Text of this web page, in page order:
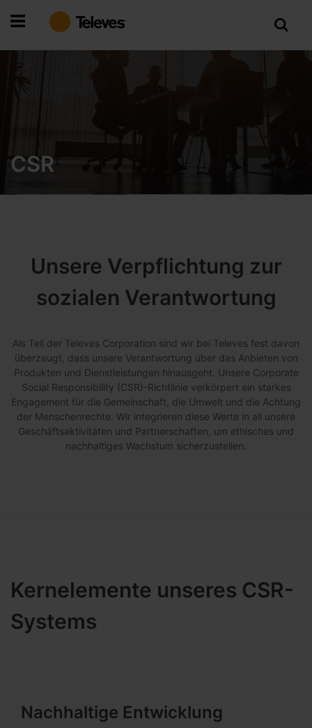
Inhalt
CSR
Unsere Verpflichtung zur
sozialen Verantwortung
Als Teil der Televes Corporation sind wir bei Televes fest davon
überzeugt, dass unsere Verantwortung über das Anbieten von
Produkten und Dienstleistungen hinausgeht. Unsere Corporate
Social Responsibility (CSR)-Richtlinie verkörpert ein starkes
Engagement für die Gemeinschaft, die Umwelt und die Achtung
der Menschenrechte. Wir integrieren diese Werte in all unsere
Geschäftsaktivitäten und Partnerschaften, um ethisches und
nachhaltiges Wachstum sicherzustellen.
Kernelemente unseres CSR-
Systems
Nachhaltige Entwicklung